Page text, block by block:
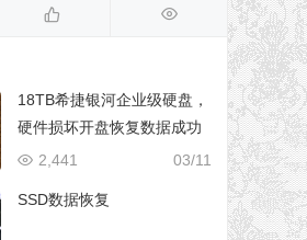
18TB希捷银河企业级硬盘，
硬件损坏开盘恢复数据成功
03/11
2,441
SSD数据恢复